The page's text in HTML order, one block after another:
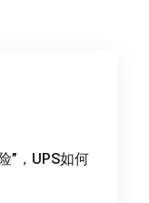
”，UPS如何